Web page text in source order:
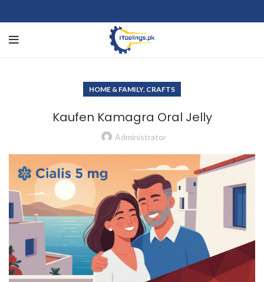
HOME & FAMILY, CRAFTS
Kaufen Kamagra Oral Jelly
Administrator